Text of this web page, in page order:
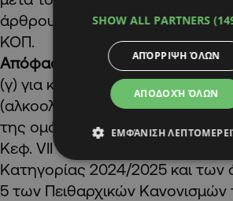
άρθρου 10.3(β) των
ΚΟΠ.
Απόφαση: Πρόστιμο.
(γ) για κατανάλωση
(αλκοολούχες μπύρες –
της ομάδας, κατά παράβαση
Κεφ. VII της Προκήρυξης
Κατηγορίας 2024/2025 και των
5 των Πειθαρχικών
SHOW ALL PARTNERS
ΑΠΟΔΟΧΉ ΌΛΩΝ
ΑΠΌΡΡΙΨΗ ΌΛΩΝ
ΕΜΦΆΝΙΣΗ